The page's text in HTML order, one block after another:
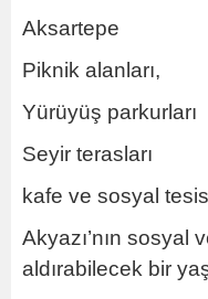
Aksartepe
Piknik alanları,
Yürüyüş parkurları
Seyir terasları
kafe ve sosyal
Akyazı’nın sosyal
aldırabilecek bir